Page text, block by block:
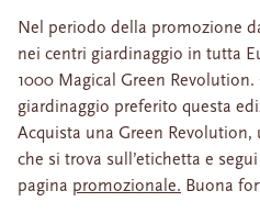
Nel periodo della promozione
nei centri giardinaggio in tutta
1000 Magical Green
giardinaggio preferito questa
Acquista una Green
che si trova sull’etichetta e
pagina promozionale. Buona